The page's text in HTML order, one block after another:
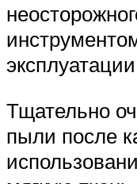
Тщательно
пыли после